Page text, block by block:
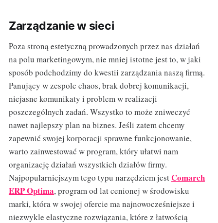
Zarządzanie w sieci
Poza stroną estetyczną prowadzonych przez nas działań
na polu marketingowym, nie mniej istotne jest to, w jaki
sposób podchodzimy do kwestii zarządzania naszą firmą.
Panujący w zespole chaos, brak dobrej komunikacji,
niejasne komunikaty i problem w realizacji
poszczególnych zadań. Wszystko to może zniweczyć
nawet najlepszy plan na biznes. Jeśli zatem chcemy
zapewnić swojej korporacji sprawne funkcjonowanie,
warto zainwestować w program, który ułatwi nam
organizację działań wszystkich działów firmy.
Najpopularniejszym tego typu narzędziem jest Comarch
ERP Optima, program od lat cenionej w środowisku
marki, która w swojej ofercie ma najnowocześniejsze i
niezwykle elastyczne rozwiązania, które z łatwością